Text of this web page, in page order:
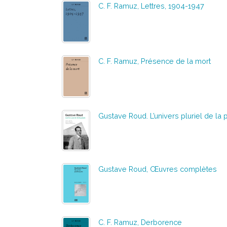
C. F. Ramuz, Lettres, 1904-1947
C. F. Ramuz, Présence de la mort
Gustave Roud. L’univers pluriel de la
Gustave Roud, Œuvres complètes
C. F. Ramuz, Derborence